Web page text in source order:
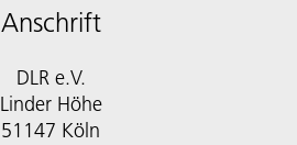
Anschrift
DLR e.V.
Linder Höhe
51147 Köln